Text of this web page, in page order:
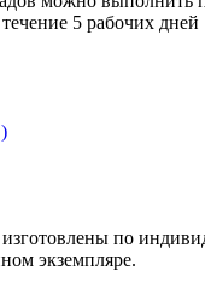
5 рабочих дней
по
экземпляре.